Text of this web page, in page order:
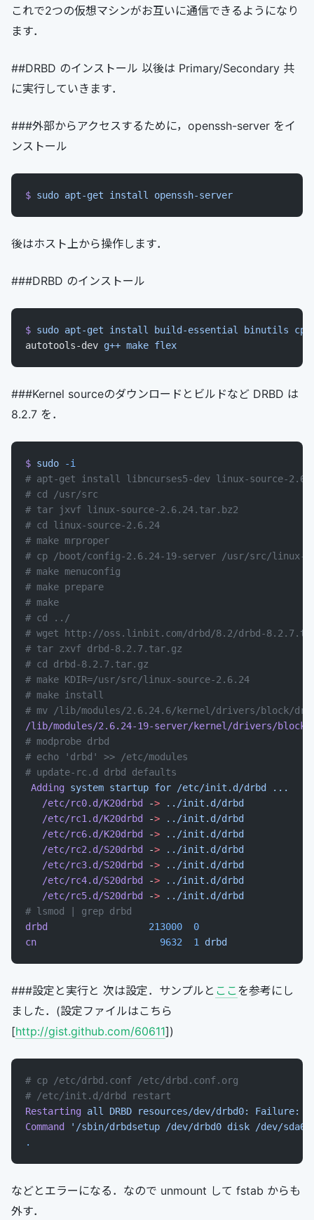
これで2つの仮想マシンがお互いに通信できるようになり
ます．
##DRBD のインストール 以後は Primary/Secondary 共
に実行していきます．
###外部からアクセスするために，openssh-server をイ
ンストール
$ sudo apt-get install openssh-server
後はホスト上から操作します．
###DRBD のインストール
$ sudo apt-get install build-essential binutils cpp
autotools-dev g++ make flex
###Kernel sourceのダウンロードとビルドなど DRBD は
8.2.7 を．
$ sudo -i
# apt-get install libncurses5-dev linux-source-
# cd /usr/src
# tar jxvf linux-source-2.6.24.tar.bz2
# cd linux-source-2.6.24
# make mrproper
# cp /boot/config-2.6.24-19-server /usr/src/linux-
# make menuconfig
# make prepare
# make
# cd ../
# wget http://oss.linbit.com/drbd/8.2/drbd-
# tar zxvf drbd-8.2.7.tar.gz
# cd drbd-8.2.7.tar.gz
# make KDIR=/usr/src/linux-source-2.6.24
# make install
# mv /lib/modules/2.6.24.6/kernel/drivers/block/
/lib/modules/2.6.24-19-server/kernel/drivers/block/
# modprobe drbd
# echo 'drbd' >> /etc/modules
# update-rc.d drbd defaults
Adding system startup for /etc/init.d/drbd
...
   /etc/rc0.d/K20drbd
-> ../init.d/drbd
   /etc/rc1.d/K20drbd
-> ../init.d/drbd
   /etc/rc6.d/K20drbd
-> ../init.d/drbd
   /etc/rc2.d/S20drbd
-> ../init.d/drbd
   /etc/rc3.d/S20drbd
-> ../init.d/drbd
   /etc/rc4.d/S20drbd
-> ../init.d/drbd
   /etc/rc5.d/S20drbd
-> ../init.d/drbd
# lsmod | grep drbd
drbd
                  213000
  0
cn
                      9632
  1
drbd
###設定と実行と 次は設定．サンプルと ここを参考にし
ました．(設定ファイルはこちら
[http://gist.github.com/60611])
# cp /etc/drbd.conf /etc/drbd.conf.org
# /etc/init.d/drbd restart
Restarting all DRBD resources/dev/drbd0: Failure:
Command
'/sbin/drbdsetup /dev/drbd0 disk /dev/
.
などとエラーになる．なので unmount して fstab からも
外す．